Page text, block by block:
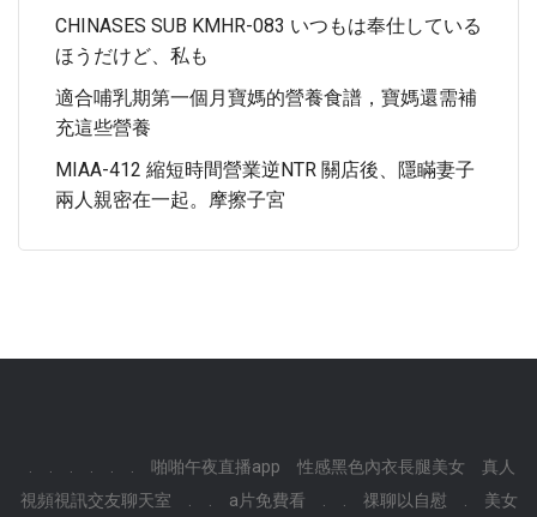
CHINASES SUB KMHR-083 いつもは奉仕している
ほうだけど、私も
適合哺乳期第一個月寶媽的營養食譜，寶媽還需補
充這些營養
MIAA-412 縮短時間營業逆NTR 關店後、隱瞞妻子
兩人親密在一起。摩擦子宮
啪啪午夜直播app 性感黑色內衣長腿美女
真人
視頻視訊交友聊天室
a片免費看 祼聊以自慰
美女